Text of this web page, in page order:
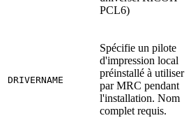
PCL6)
DRIVERNAME
Spécifie un pilote
d'impression local
préinstallé à utiliser
par MRC pendant
l'installation. Nom
complet requis.